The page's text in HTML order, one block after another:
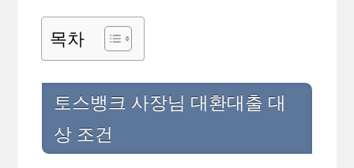
목차
토스뱅크 사장님 대환대출 대
상 조건